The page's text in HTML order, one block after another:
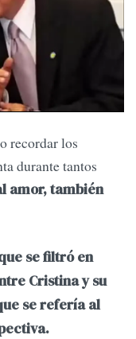
recordar los
durante tantos
amor, también
se filtró en
Cristina y su
se refería al